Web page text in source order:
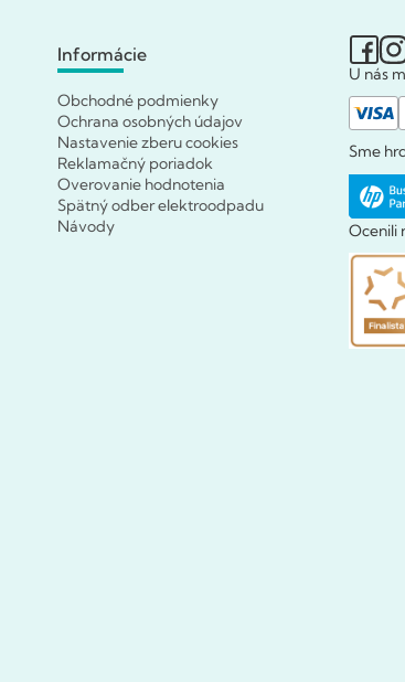
Informácie
Obchodné podmienky
Ochrana osobných údajov
Nastavenie zberu cookies
Reklamačný poriadok
Overovanie hodnotenia
Spätný odber elektroodpadu
Návody
U nás
Sme
Ocenili